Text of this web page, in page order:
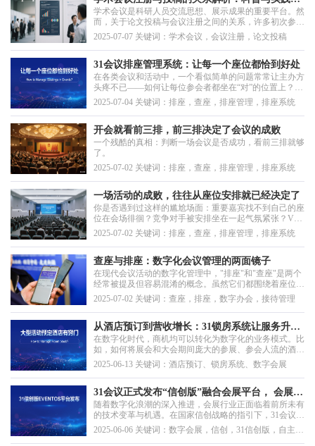
例，揭示...
南
学术会议是科研人员交流思想、展示成果的重要平台。然
而，关于论文投稿与会议注册之间的关系，许多初次参与
者可能存在困惑。本文旨在以通俗易懂的方式，结合学术
会议的常规流程，阐明论文录取与注册缴费之间的关联，
并提供实用建议。
2025-07-07 关键词：学术会议，会议注册，论文投稿
31会议排座管理系统：让每一个座位都恰到好处
在各类会议和活动中，一个看似简单的问题常常让主办方
头疼不已——如何让每位参会者都坐在“对”的位置上？从
国际峰会到企业年会，从发布仪式到颁奖典礼，座位安排
不仅关乎礼仪规范，更直接影响着活动的整体效果和参会
体验。31会议数字会展平台推出的智能排座管理系统，正
是为了解决这一行业痛点而生，让复杂的排座工作变...
2025-07-04 关键词：排座，查座，排座管理，排座系统
开会就看前三排，前三排决定了会议的成败
一个残酷的真相：判断一场会议是否成功，看前三排就够
了。
2025-07-02 关键词：排座，查座，排座管理，排座系统
一场活动的成败，往往从座位安排就已经决定了
你是否遇到过这样的尴尬场面：重要嘉宾找不到自己的座
位在会场徘徊？竞争对手被安排坐在一起气氛紧张？VIP
客户坐在了角落位置心生不满？座位安排，看似小事，实
则大有学问。
2025-07-02 关键词：排座，查座，排座管理，排座系统
查座与排座：数字化会议管理的两面镜子
​在现代会议活动的数字化管理中，"排座"和"查座"是两个
经常被提及但容易混淆的概念。虽然它们都围绕着座位管
理这一核心主题，但从使用者、功能需求、操作流程到最
终价值体现，两者存在着显著的差异。理解这种差异，不
仅有助于我们更好地运用数字化工具，更能让我们深刻认
识到现代会议管理的精细化要求。
2025-07-02 关键词：查座，排座，数字办会，接待管理
从酒店预订到营收增长：31锁房系统让服务升级
与佣金创收两不误
在数字化时代，商机均可以转化为数字化的业务模式。比
如，如何将展会和大会期间庞大的参展、参会人流的酒店
预定需求转化为实实在在的收益？31锁房系统为您打开了
一扇全新的大门——让酒店预订管理成为您的营收增长
点。
2025-06-13 关键词：酒店预订、锁房系统、数字会展
31会议正式发布“信创版”融合会展平台， 会展数
字化进入自主可控新时代
随着数字化浪潮的深入推进，会展行业正面临着前所未有
的技术变革与机遇。在国家信创战略的指引下，31会议
EVENTOS平台作为行业领先的会展融合平台，正式推出
完全国产化的31信创版。目前，已有多个会展项目成功部
2025-06-06 关键词：数字会展，信创，31信创版，自主可